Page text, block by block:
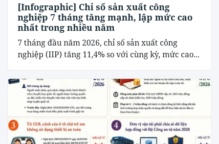
[Infographic] Chỉ số sản xuất công
nghiệp 7 tháng tăng mạnh, lập mức cao
nhất trong nhiều năm
7 tháng đầu năm 2026, chỉ số sản xuất công
nghiệp (IIP) tăng 11,4% so với cùng kỳ, mức cao...